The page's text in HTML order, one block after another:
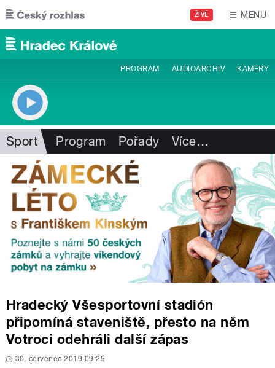
Přejít k hlavnímu obsahu
ŽIVĚ MENU
PROGRAM AUDIOARCHIV KAMERY
Sport Program Pořady Více…
Hradecký Všesportovní stadión
připomíná staveniště, přesto na něm
Votroci odehráli další zápas
30. červenec 2019 09:25